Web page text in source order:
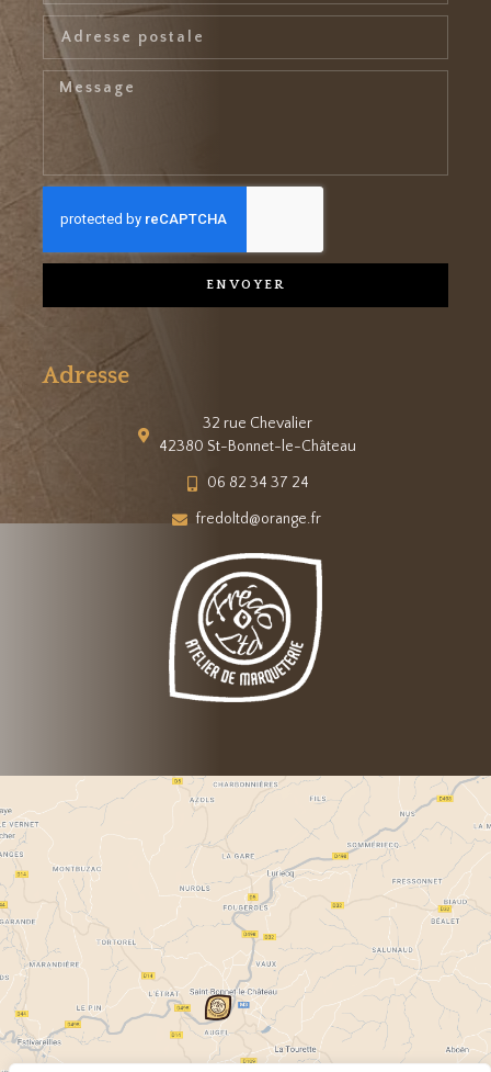
ENVOYER
Adresse
32 rue Chevalier
42380 St-Bonnet-le-Château
06 82 34 37 24
fredoltd@orange.fr